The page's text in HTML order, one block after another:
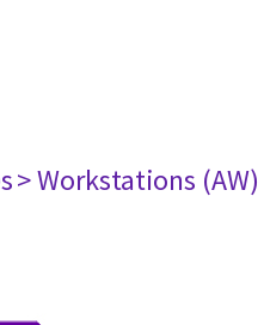
> Workstations (AW)